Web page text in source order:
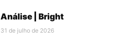
Análise | Bright
31 de julho de 2026